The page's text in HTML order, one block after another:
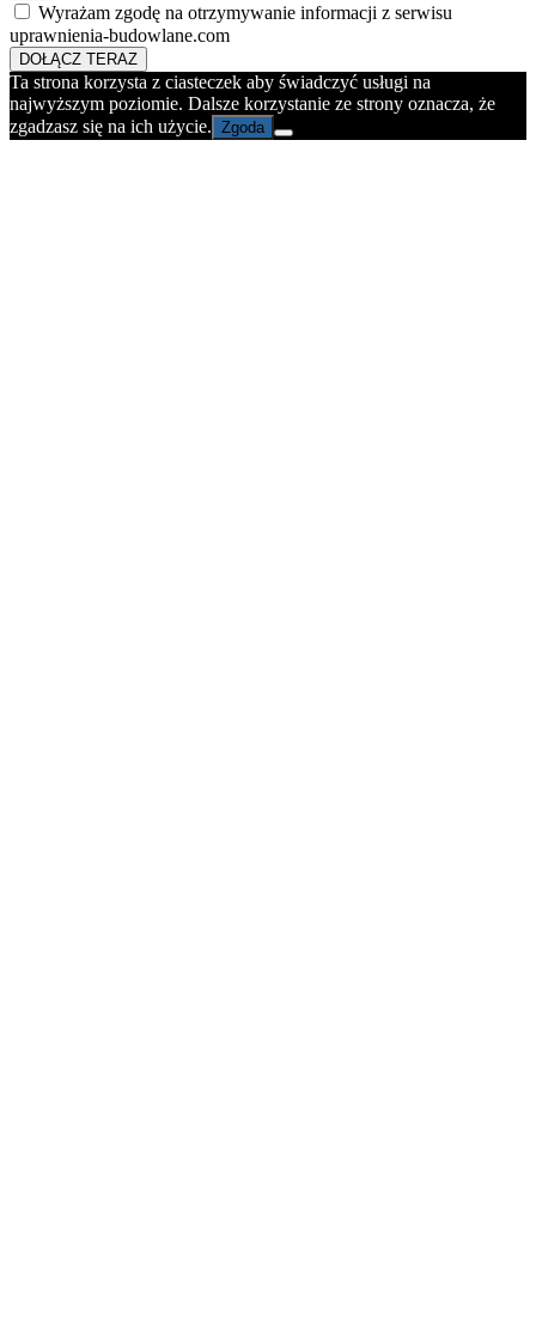
Wyrażam zgodę na otrzymywanie informacji z serwisu
uprawnienia-budowlane.com
DOŁĄCZ TERAZ
Ta strona korzysta z ciasteczek aby świadczyć usługi na
najwyższym poziomie. Dalsze korzystanie ze strony oznacza, że
zgadzasz się na ich użycie. Zgoda